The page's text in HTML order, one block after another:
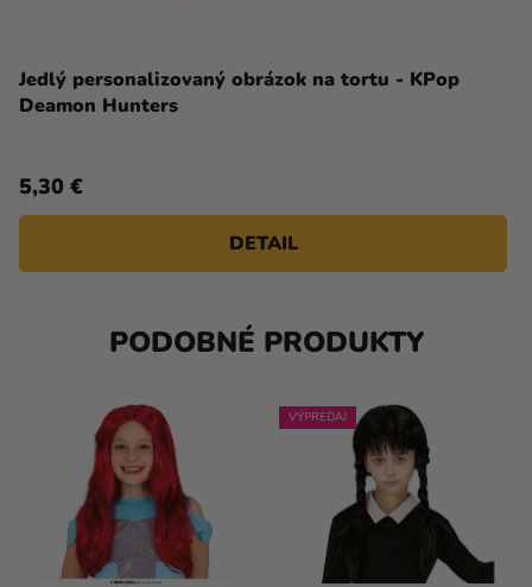
Jedlý personalizovaný obrázok na tortu - KPop
Deamon Hunters
5,30 €
DETAIL
PODOBNÉ PRODUKTY
VÝPREDAJ